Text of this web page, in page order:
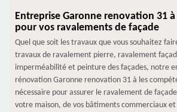
Entreprise Garonne renovation 31
pour vos ravalements de façade
Quel que soit les travaux que vous souhaitez
travaux de ravalement pierre, ravalement
imperméabilité et peinture des façades, notre
rénovation Garonne renovation 31 à les
nécessaire pour assurer le ravalement de
votre maison, de vos bâtiments commerciaux